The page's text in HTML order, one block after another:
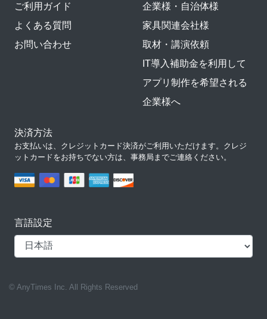
ご利用ガイド
よくある質問
お問い合わせ
企業様・自治体様
家具関連会社様
取材・講演依頼
IT導入補助金を利用して
アプリ制作を希望される
企業様へ
決済方法
お支払いは、クレジットカード決済がご利用いただけます。クレジ
ットカードをお持ちでない方は、事務局までご連絡ください。
言語設定
© AnyTimes Inc. All Rights Reserved